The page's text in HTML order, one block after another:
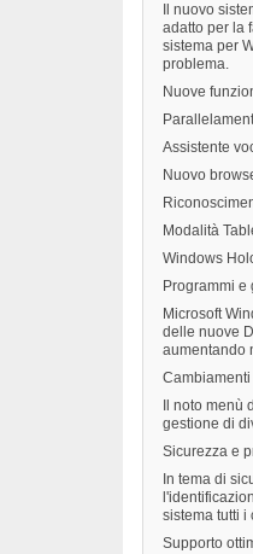
Il nuovo
adatto per la
sistema per
problema.
Nuove
Assistente
Nuovo
Modalità
Windows
Programmi e
Microsoft
delle nuove
aumentando
Il noto
gestione di
Sicurezza e
In tema di
sistema tutti i
Supporto